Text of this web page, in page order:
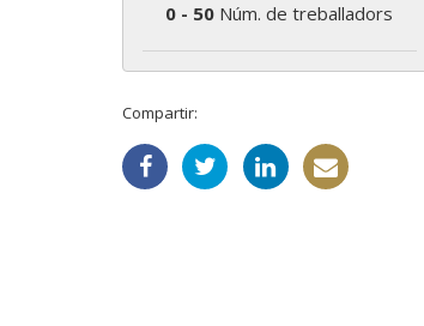
0 - 50 Núm. de treballadors
Compartir: